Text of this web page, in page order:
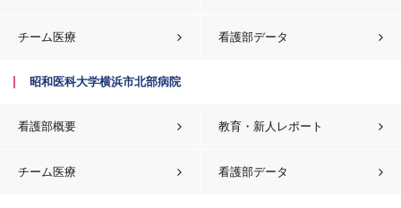
チーム医療 看護部データ
昭和医科大学横浜市北部病院
看護部概要
チーム医療
教育・新人レポート
看護部データ